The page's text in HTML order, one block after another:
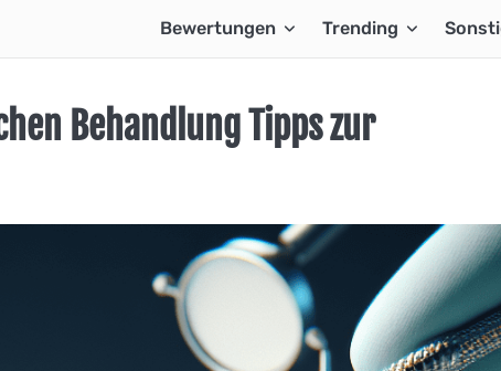
Bewertungen Trending
Behandlung Tipps zur